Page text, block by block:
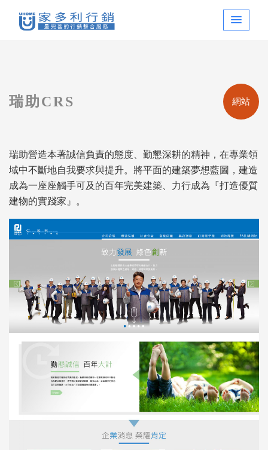
瑞助CRS 網站
瑞助營造本著誠信負責的態度、勤懇深耕的精神，在專業領
域中不斷地自我要求與提升。將平面的建築夢想藍圖，建造
成為一座座觸手可及的百年完美建築、力行成為『打造優質
建物的實踐家』。